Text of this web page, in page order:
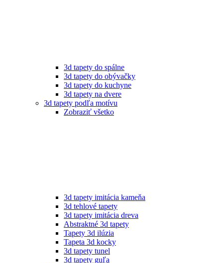
3d tapety do spálne
3d tapety do obývačky
3d tapety do kuchyne
3d tapety na dvere
3d tapety podľa motívu
Zobraziť všetko
3d tapety imitácia kameňa
3d tehlové tapety
3d tapety imitácia dreva
Abstraktné 3d tapety
Tapety 3d ilúzia
Tapeta 3d kocky
3d tapety tunel
3d tapety guľa